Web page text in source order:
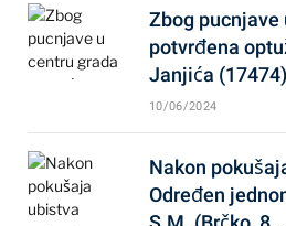
Zbog pucnjave
potvrđena
Janjića (17474)
10/06/2024
Nakon
Određen